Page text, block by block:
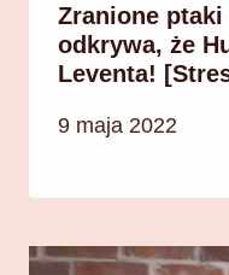
Zranione
odkrywa, że
Leventa!
9 maja 2022